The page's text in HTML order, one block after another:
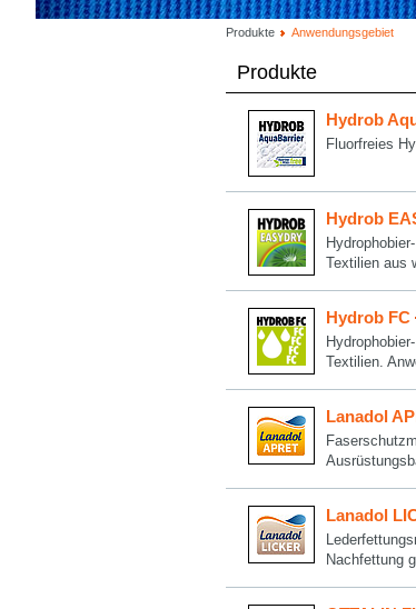
Produkte Anwendungsgebiet
Produkte
Hydrob
Fluorfreies
Hydrob
Textilien aus
Hydrob FC
Textilien.
Lanadol
Lanadol
Nachfettung